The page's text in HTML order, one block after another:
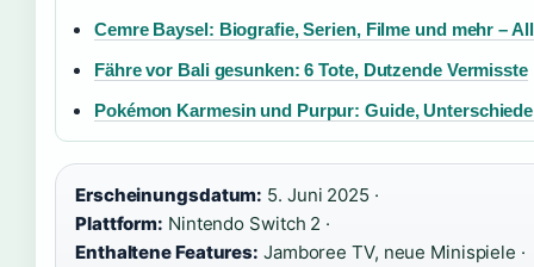
Cemre Baysel: Biografie, Serien, Filme und mehr –
Fähre vor Bali gesunken: 6 Tote, Dutzende Vermisste
Pokémon Karmesin und Purpur: Guide,
Erscheinungsdatum: 5. Juni 2025 ·
Plattform: Nintendo Switch 2 ·
Enthaltene Features: Jamboree TV, neue Minispiele ·